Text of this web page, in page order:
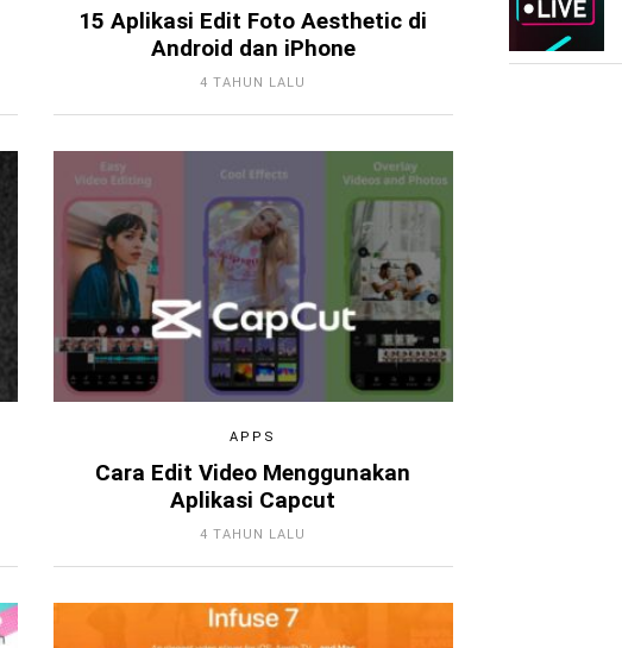
15 Aplikasi Edit Foto Aesthetic di
Android dan iPhone
4 TAHUN LALU
APPS
Cara Edit Video Menggunakan
Aplikasi Capcut
4 TAHUN LALU